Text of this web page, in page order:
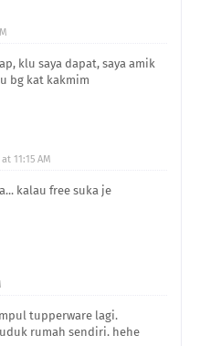
klu saya dapat, saya amik
bg kat kakmim
11:15 AM
kalau free suka je
tupperware lagi.
rumah sendiri. hehe